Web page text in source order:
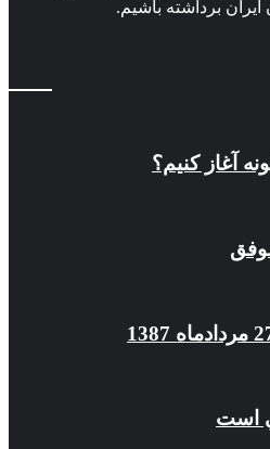
برداشته باشیم.
آغاز کنیم؟
است